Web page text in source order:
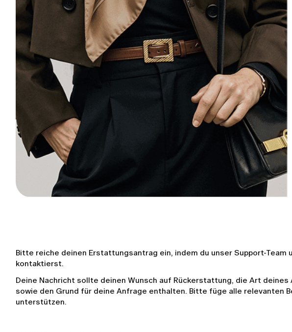
Bitte reiche deinen Erstattungsantrag ein, indem du unser Support-Team
kontaktierst.
Deine Nachricht sollte deinen Wunsch auf Rückerstattung, die Art deines
sowie den Grund für deine Anfrage enthalten. Bitte füge alle relevanten
unterstützen.